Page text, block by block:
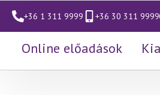
+36 1 311 9999 +36 30 311 9999
Online előadások